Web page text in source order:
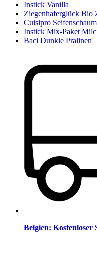
Instick Vanilla
Ziegenhaferglück Bio
Cuisipro
Instick Mix-Paket
Baci Dunkle Pralinen
Belgien: Kostenloser